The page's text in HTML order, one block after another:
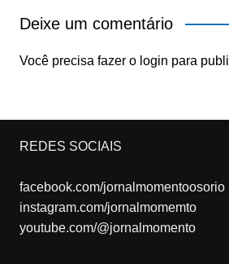
Deixe um comentário
Você precisa fazer o login para
REDES SOCIAIS
facebook.com/jornalmomentoosorio
instagram.com/jornalmomemto
youtube.com/@jornalmomento